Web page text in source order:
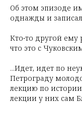
Об этом эпизоде
однажды и
Кто-то другой ему
что это с
...Идет, идет по
Петрограду
лекцию по истории
лекции у них сам